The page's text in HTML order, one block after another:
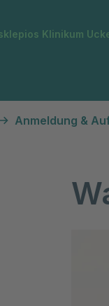
Klinikum
Anmeldung &